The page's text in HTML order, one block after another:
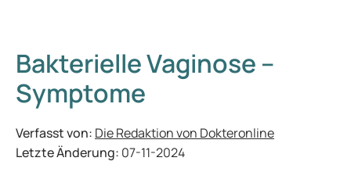
Bakterielle Vaginose –
Symptome
Verfasst von: Die Redaktion von Dokteronline
Letzte Änderung: 07-11-2024